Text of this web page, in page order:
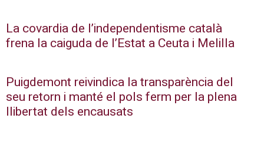
La covardia de l’independentisme català
frena la caiguda de l’Estat a Ceuta i Melilla
Puigdemont reivindica la transparència del
seu retorn i manté el pols ferm per la plena
llibertat dels encausats